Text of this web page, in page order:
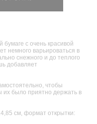
с очень красивой
немного варьироваться в
снежного и до теплого
добавляет
чтобы
их было приятно держать в
см, формат открытки: